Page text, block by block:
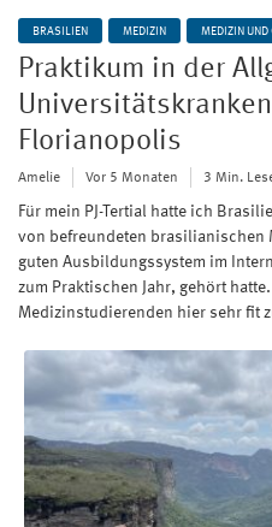
BRASILIEN MEDIZIN MEDIZIN UND
Praktikum in der
Florianopolis
Amelie Vor 5 Monaten 3 Min.
Für mein PJ-Tertial hatte ich
von befreundeten brasilianischen
guten Ausbildungssystem im
zum Praktischen Jahr, gehört
Medizinstudierenden hier sehr fit